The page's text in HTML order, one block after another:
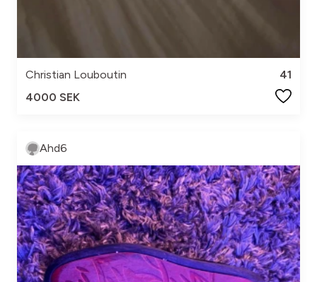
Christian Louboutin
41
4000 SEK
Ahd6